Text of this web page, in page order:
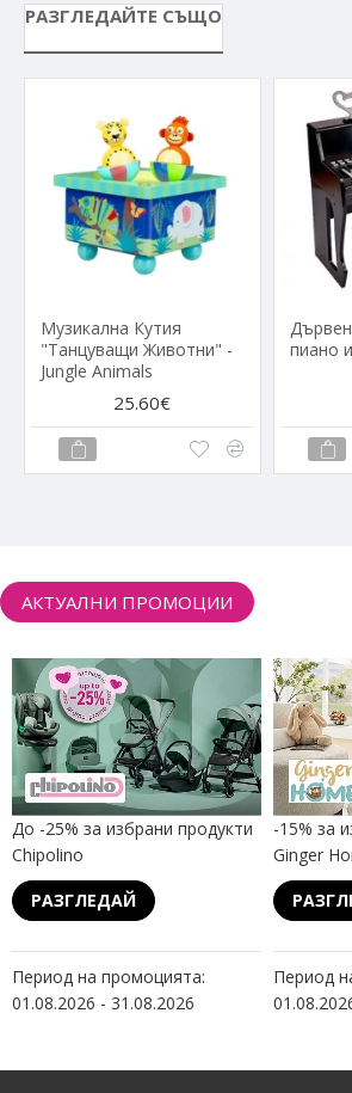
РАЗГЛЕДАЙТЕ СЪЩО
Музикална Кутия
"Танцуващи Животни" -
Jungle Animals
25.60€
пиано
АКТУАЛНИ ПРОМОЦИИ
До -25% за избрани продукти
Chipolino
РАЗГЛЕДАЙ
Период на промоцията:
01.08.2026 - 31.08.2026
-15% за
Ginger
Период